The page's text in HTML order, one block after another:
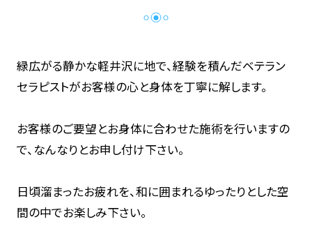
緑広がる静かな軽井沢に地で、経験を積んだベテラン
セラピストがお客様の心と身体を丁寧に解します。
お客様のご要望とお身体に合わせた施術を行いますの
で、なんなりとお申し付け下さい。
日頃溜まったお疲れを、和に囲まれるゆったりとした空
間の中でお楽しみ下さい。